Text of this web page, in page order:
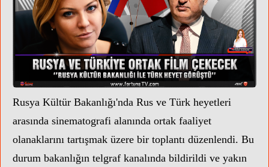
Rusya Kültür Bakanlığı'nda Rus ve Türk heyetleri
arasında sinematografi alanında ortak faaliyet
olanaklarını tartışmak üzere bir toplantı düzenlendi. Bu
durum bakanlığın telgraf kanalında bildirildi ve yakın